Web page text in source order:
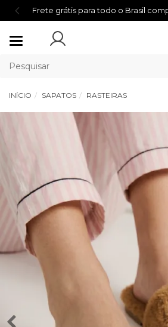
Frete grátis para todo o Brasil
Mudar
INÍCIO SAPATOS RASTEIRAS